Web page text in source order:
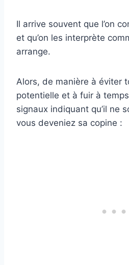
Il arrive souvent que l’on
et qu’on les interprète
arrange.
Alors, de manière à éviter
potentielle et à fuir à
signaux indiquant qu’il ne
vous deveniez sa copine :